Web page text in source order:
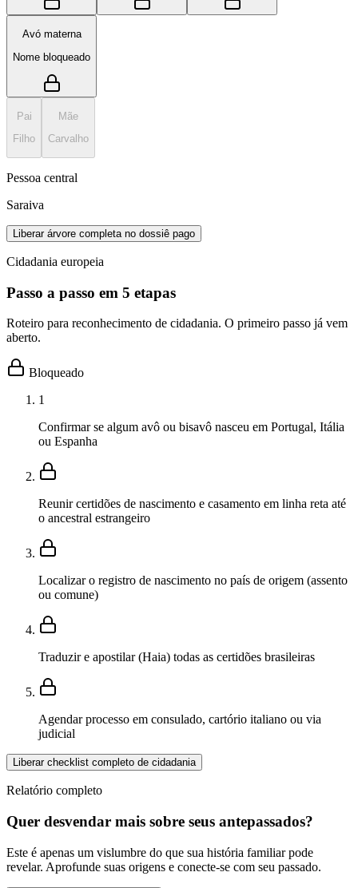
Avó materna
Nome bloqueado
Pai
Filho
Mãe
Carvalho
Pessoa central
Saraiva
Liberar árvore completa no dossiê pago
Cidadania europeia
Passo a passo em 5 etapas
Roteiro para reconhecimento de cidadania. O primeiro passo já vem
aberto.
Bloqueado
1
Confirmar se algum avô ou bisavô nasceu em Portugal, Itália
ou Espanha
Reunir certidões de nascimento e casamento em linha reta até
o ancestral estrangeiro
Localizar o registro de nascimento no país de origem (assento
ou comune)
Traduzir e apostilar (Haia) todas as certidões brasileiras
Agendar processo em consulado, cartório italiano ou via
judicial
Liberar checklist completo de cidadania
Relatório completo
Quer desvendar mais sobre seus antepassados?
Este é apenas um vislumbre do que sua história familiar pode
revelar. Aprofunde suas origens e conecte-se com seu passado.